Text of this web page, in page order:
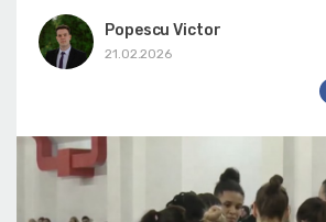
Popescu Victor
21.02.2026